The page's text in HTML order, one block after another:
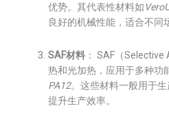
优势。其代表性材料如
良好的机械性能，适合不同
SAF材料 ： SAF（
热和光加热，应用于多种功
PA12。这些材料一般用于
提升生产效率。